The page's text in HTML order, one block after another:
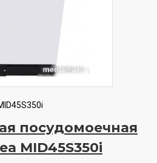
посудомоечная
MID45S350i